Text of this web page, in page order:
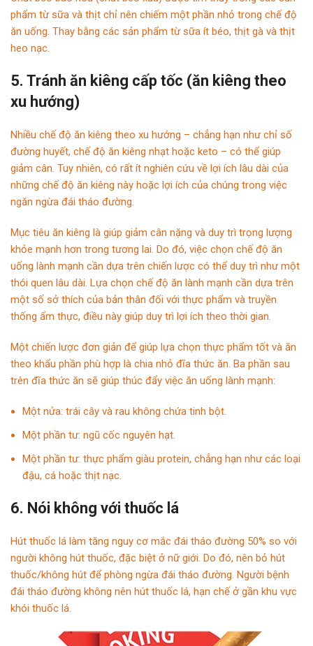
phẩm từ sữa và thịt chỉ nên chiếm một phần nhỏ trong chế độ
ăn uống. Thay bằng các sản phẩm từ sữa ít béo, thịt gà và thịt
heo nạc.
5. Tránh ăn kiêng cấp tốc (ăn kiêng theo
xu hướng)
Nhiều chế độ ăn kiêng theo xu hướng – chẳng hạn như chỉ số
đường huyết, chế độ ăn kiêng nhạt hoặc keto – có thể giúp
giảm cân. Tuy nhiên, có rất ít nghiên cứu về lợi ích lâu dài của
những chế độ ăn kiêng này hoặc lợi ích của chúng trong việc
ngăn ngừa đái tháo đường.
Mục tiêu ăn kiêng là giúp giảm cân nặng và duy trì trọng lượng
khỏe mạnh hơn trong tương lai. Do đó, việc chọn chế độ ăn
uống lành mạnh cần dựa trên chiến lược có thể duy trì như một
thói quen lâu dài. Lựa chọn chế độ ăn lành mạnh cần dựa trên
một số sở thích của bản thân đối với thực phẩm và truyền
thống ẩm thực, điều này giúp duy trì lợi ích theo thời gian.
Một chiến lược đơn giản để giúp lựa chọn thực phẩm tốt và ăn
theo khẩu phần phù hợp là chia nhỏ đĩa thức ăn. Ba phần sau
trên đĩa thức ăn sẽ giúp thúc đẩy việc ăn uống lành mạnh:
Một nửa: trái cây và rau không chứa tinh bột.
Một phần tư: ngũ cốc nguyên hạt.
Một phần tư: thực phẩm giàu protein, chẳng hạn như các loại
đậu, cá hoặc thịt nạc.
6. Nói không với thuốc lá
Hút thuốc lá làm tăng nguy cơ mắc đái tháo đường 50% so với
người không hút thuốc, đặc biệt ở nữ giới. Do đó, nên bỏ hút
thuốc/không hút để phòng ngừa đái tháo đường. Người bệnh
đái tháo đường không nên hút thuốc lá, hạn chế ở gần khu vực
khói thuốc lá.